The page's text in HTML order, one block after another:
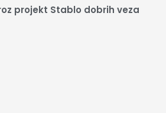
projekt Stablo dobrih veza